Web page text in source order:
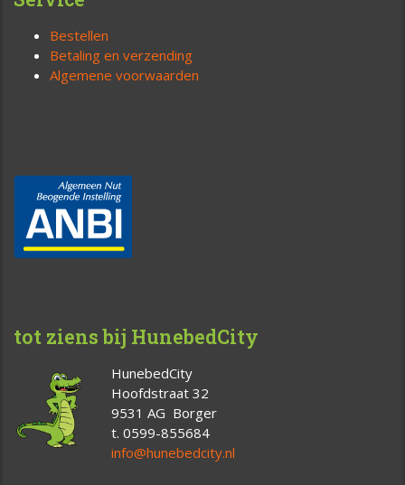
Bestellen
Betaling en verzending
Algemene voorwaarden
tot ziens bij HunebedCity
HunebedCity
Hoofdstraat 32
9531 AG Borger
t. 0599-855684
info@hunebedcity.nl